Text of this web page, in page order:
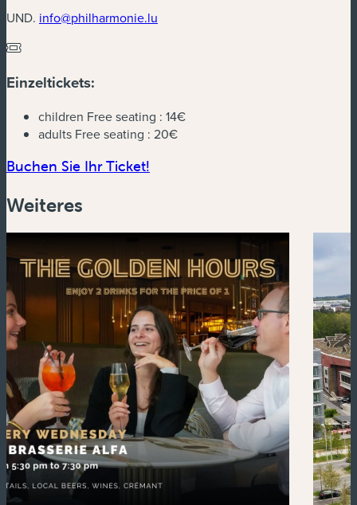
UND. info@philharmonie.lu
Einzeltickets:
children Free seating : 14€
adults Free seating : 20€
Buchen Sie Ihr Ticket!
Weiteres